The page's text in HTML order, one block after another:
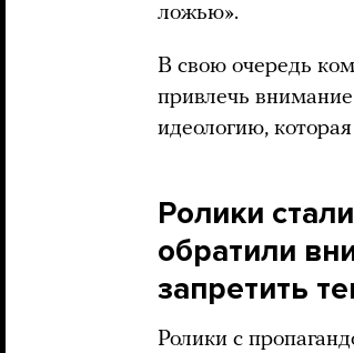
ложью».
В свою очередь
привлечь
идеологию,
Ролики
обратили
запретить
Ролики с